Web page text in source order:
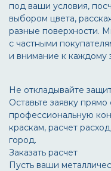
под ваши условия,
выбором цвета,
разные поверхности.
с частными
и внимание к каждому
Не откладывайте
Оставьте заявку
профессиональную
краскам, расчет
город.
Заказать расчет
Пусть ваши